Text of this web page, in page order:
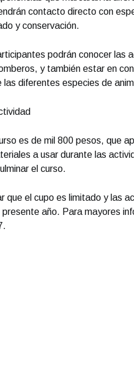
contacto directo con
y conservación.
podrán conocer las
y también estar en
las diferentes especies de
es de mil 800 pesos, que
a usar durante las
el curso.
que el cupo es limitado y las
año. Para mayores